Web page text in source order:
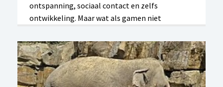
ontspanning, sociaal contact en zelfs
ontwikkeling. Maar wat als gamen niet
webinar ontdek je hoe ook mensen met een
beperking kunnen genieten van games, dankzij
slimme oplossingen en aangepaste
technologie. Onze spreker Kevin